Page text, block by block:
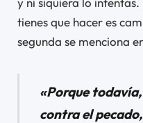
tienes que hacer es
segunda se menciona
«Porque
contra el